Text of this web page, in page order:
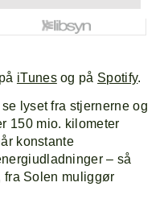
iTunesog på Spotify.
lyset fra stjernerne og
150 mio. kilometer
konstante
– så
fra Solen muliggør